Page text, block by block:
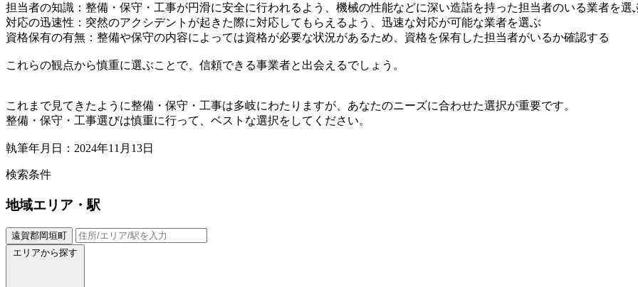
担当者の知識：整備・保守・工事が円滑に安全に行われるよう、機械の性能などに深い造詣を持った担当者のいる業者を選
対応の迅速性：突然のアクシデントが起きた際に対応してもらえるよう、迅速な対応が可能な業者を選ぶ
資格保有の有無：整備や保守の内容によっては資格が必要な状況があるため、資格を保有した担当者がいるか確認する
これらの観点から慎重に選ぶことで、信頼できる事業者と出会えるでしょう。
これまで見てきたように整備・保守・工事は多岐にわたりますが、あなたのニーズに合わせた選択が重要です。
整備・保守・工事選びは慎重に行って、ベストな選択をしてください。
執筆年月日：2024年11月13日
検索条件
地域エリア・駅
遠賀郡岡垣町
エリアから探す